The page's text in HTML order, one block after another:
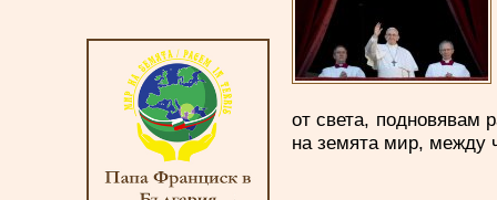
от света, подновявам
на земята мир, между